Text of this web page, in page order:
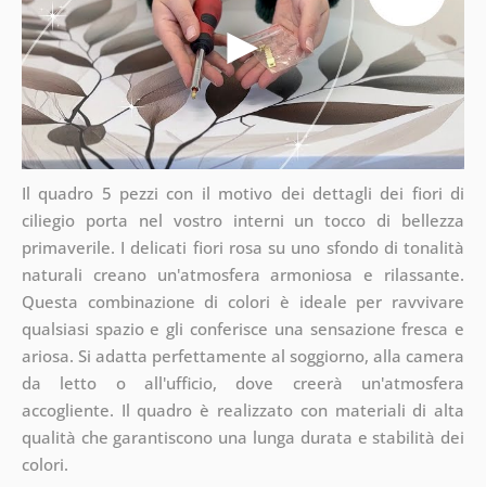
Il quadro 5 pezzi con il motivo dei dettagli dei fiori di
ciliegio porta nel vostro interni un tocco di bellezza
primaverile. I delicati fiori rosa su uno sfondo di tonalità
naturali creano un'atmosfera armoniosa e rilassante.
Questa combinazione di colori è ideale per ravvivare
qualsiasi spazio e gli conferisce una sensazione fresca e
ariosa. Si adatta perfettamente al soggiorno, alla camera
da letto o all'ufficio, dove creerà un'atmosfera
accogliente. Il quadro è realizzato con materiali di alta
qualità che garantiscono una lunga durata e stabilità dei
colori.